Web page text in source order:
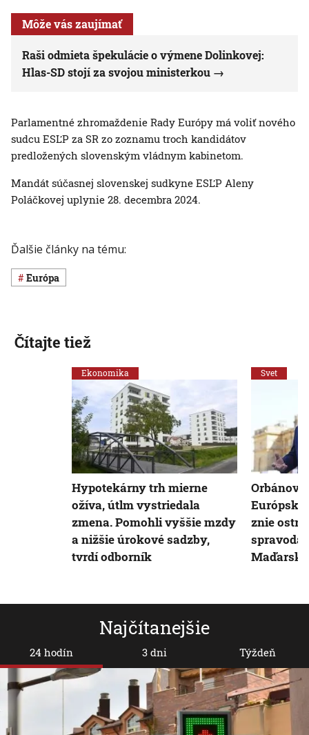
Môže vás zaujímať
Raši odmieta špekulácie o výmene Dolinkovej:
Hlas-SD stojí za svojou ministerkou
Parlamentné zhromaždenie Rady Európy má voliť nového
sudcu ESĽP za SR zo zoznamu troch kandidátov
predložených slovenským vládnym kabinetom.
Mandát súčasnej slovenskej sudkyne ESĽP Aleny
Poláčkovej uplynie 28. decembra 2024.
Ďalšie články na tému:
Európa
Najčítanejšie
24 hodín 3 dni Týždeň
Čítajte tiež
Ekonomika
Hypotekárny trh mierne
ožíva, útlm vystriedala
zmena. Pomohli vyššie mzdy
a nižšie úrokové sadzby,
tvrdí odborník
Svet
znie
Maďarsko